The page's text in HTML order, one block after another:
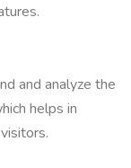
and analyze the
helps in